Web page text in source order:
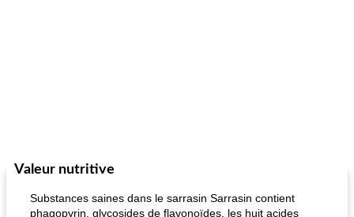
Valeur nutritive
Substances saines dans le sarrasin Sarrasin contient
phagopyrin, glycosides de flavonoïdes, les huit acides